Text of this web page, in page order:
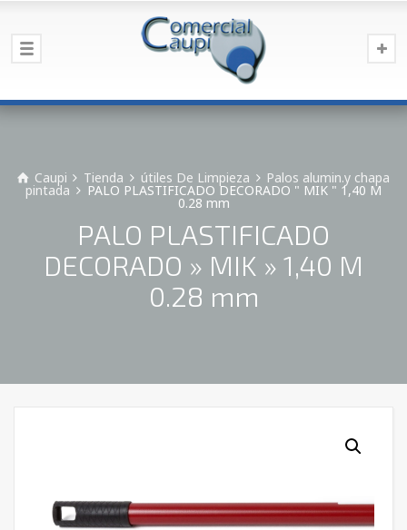
Caupi Tienda útiles De Limpieza Palos alumin.y chapa
pintada PALO PLASTIFICADO DECORADO " MIK " 1,40 M
0.28 mm
PALO PLASTIFICADO
DECORADO » MIK » 1,40 M
0.28 mm